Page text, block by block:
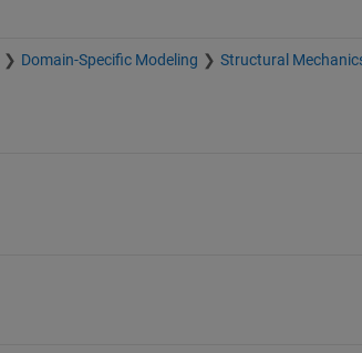
Domain-Specific Modeling Structural